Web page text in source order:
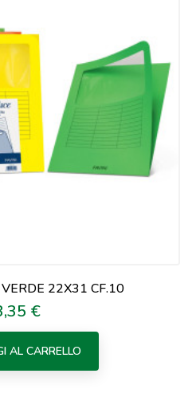
22X31 CF.10
€
AL CARRELLO